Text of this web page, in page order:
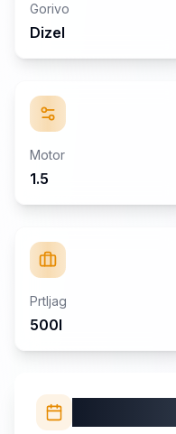
Gorivo
Dizel
Motor
1.5
Prtljag
500l